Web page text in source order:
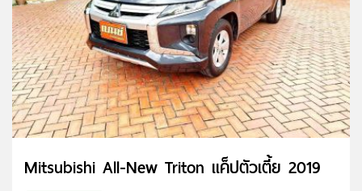
Mitsubishi All-New Triton แค็ปตัวเตี้ย 2019